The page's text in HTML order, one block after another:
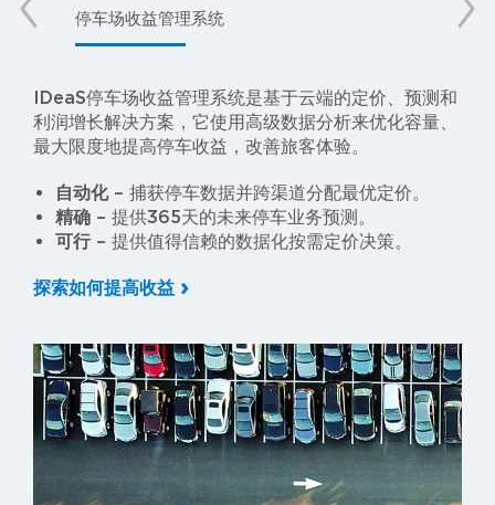
停车场收益管理系统
IDeaS停车场收益管理系统是基于云端的定价、预测和
利润增长解决方案，它使用高级数据分析来优化容量、
最大限度地提高停车收益，改善旅客体验。
自动化– 捕获停车数据并跨渠道分配最优定价。
精确 – 提供365天的未来停车业务预测。
可行– 提供值得信赖的数据化按需定价决策。
探索如何提高收益